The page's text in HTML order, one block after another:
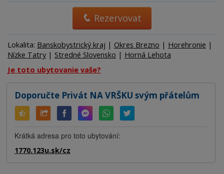
Rezervovat
Lokalita: Banskobystrický kraj | Okres Brezno | Horehronie |
Nízke Tatry | Stredné Slovensko | Horná Lehota
Je toto ubytovanie vaše?
Doporučte Privát NA VRŠKU svým přátelům
Krátká adresa pro toto ubytování:
1770.123u.sk/cz